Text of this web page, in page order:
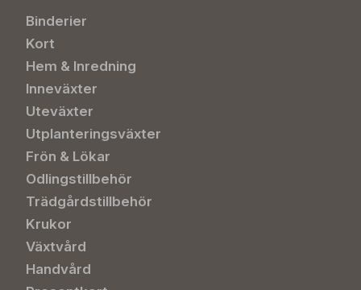
Binderier
Kort
Hem & Inredning
Inneväxter
Uteväxter
Utplanteringsväxter
Frön & Lökar
Odlingstillbehör
Trädgårdstillbehör
Krukor
Växtvård
Handvård